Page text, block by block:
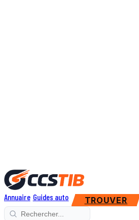
Annuaire Guides auto TROUVER